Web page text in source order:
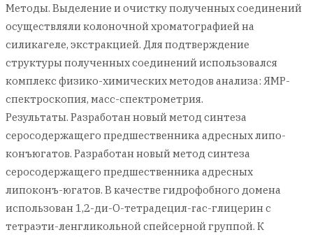
Методы. Выделение и очистку полученных соединений
осуществляли колоночной хроматографией на
силикагеле, экстракцией. Для подтверждение
структуры полученных соединений использовался
комплекс физико-химических методов анализа: ЯМР-
спектроскопия, масс-спектрометрия.
Результаты. Разработан новый метод синтеза
серосодержащего предшественника адресных липо-
конъюгатов. Разработан новый метод синтеза
серосодержащего предшественника адресных
липоконъ-югатов. В качестве гидрофобного домена
использован 1,2-ди-О-тетрадецил-rac-глицерин с
тетраэти-ленгликольной спейсерной группой. К